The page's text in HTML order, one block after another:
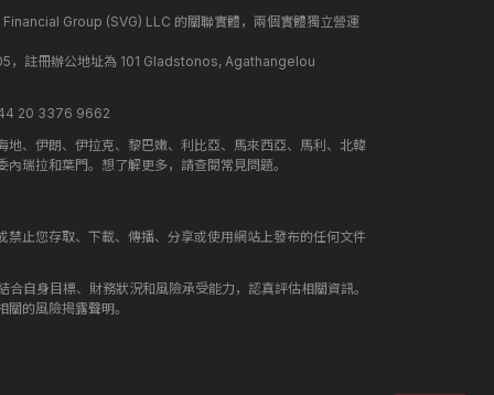
Group (SVG) LLC 的關聯實體，兩個實體獨立營運
，註冊辦公地址為 101 Gladstonos, Agathangelou
20 3376 9662
、伊朗、伊拉克、黎巴嫩、利比亞、馬來西亞、馬利、北韓
瑞拉和葉門。想了解更多，請查閱常見問題。
止您存取、下載、傳播、分享或使用網站上發布的任何文件
自身目標、財務狀況和風險承受能力，認真評估相關資訊。
的風險揭露聲明。